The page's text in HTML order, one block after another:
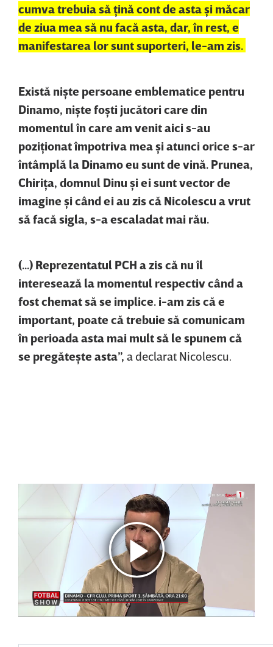
cumva trebuia să ţină cont de asta şi măcar
de ziua mea să nu facă asta, dar, în rest, e
manifestarea lor sunt suporteri, le-am zis.
Există nişte persoane emblematice pentru
Dinamo, nişte foşti jucători care din
momentul în care am venit aici s-au
poziţionat împotriva mea şi atunci orice s-ar
întâmplă la Dinamo eu sunt de vină. Prunea,
Chiriţa, domnul Dinu şi ei sunt vector de
imagine şi când ei au zis că Nicolescu a vrut
să facă sigla, s-a escaladat mai rău.
(...) Reprezentatul PCH a zis că nu îl
interesează la momentul respectiv când a
fost chemat să se implice. i-am zis că e
important, poate că trebuie să comunicam
în perioada asta mai mult să le spunem că
se pregăteşte asta”, a declarat Nicolescu.